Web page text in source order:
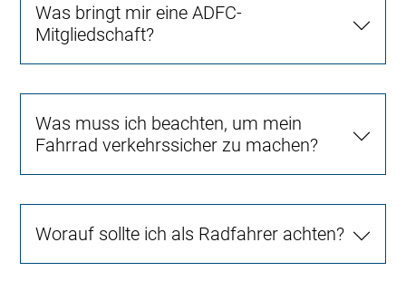
Was bringt mir eine ADFC-
Mitgliedschaft?
Was muss ich beachten, um mein
Fahrrad verkehrssicher zu machen?
Worauf sollte ich als Radfahrer achten?